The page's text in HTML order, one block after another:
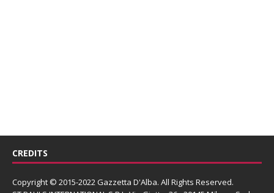
CREDITS
Copyright © 2015-2022 Gazzetta D'Alba. All Rights Reserved.